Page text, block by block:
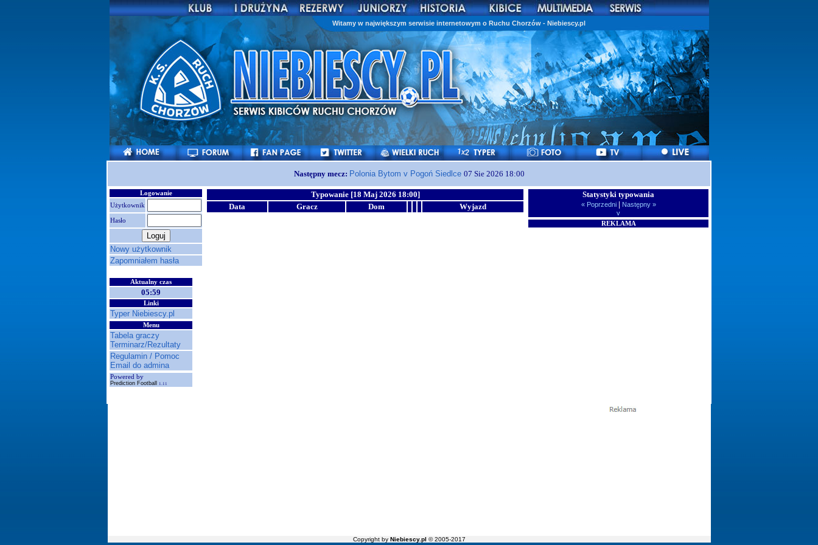
Witamy w największym serwisie internetowym o Ruchu Chorzów - Niebiescy.pl
Następny mecz: Polonia Bytom v Pogoń Siedlce 07 Sie 2026 18:00
Logowanie
Użytkownik
Hasło
Nowy użytkownik
Zapomniałem hasła
Aktualny czas
05:59
Linki
Typer Niebiescy.pl
Menu
Tabela graczy
Terminarz/Rezultaty
Regulamin / Pomoc
Email do admina
Powered by
Prediction Football 1.11
Typowanie [18 Maj 2026 18:00]
Data
Gracz Dom Wyjazd
Statystyki typowania
« Poprzedni | Następny »
v
REKLAMA
Copyright by Niebiescy.pl © 2005-2017